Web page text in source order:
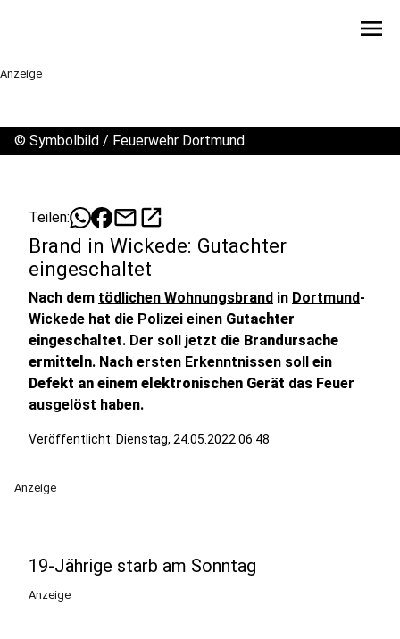
menu
Anzeige
© Symbolbild / Feuerwehr Dortmund
Teilen: mailopen_in_new
Brand in Wickede: Gutachter
eingeschaltet
Nach dem tödlichen Wohnungsbrand in Dortmund-
Wickede hat die Polizei einen Gutachter
eingeschaltet. Der soll jetzt die Brandursache
ermitteln. Nach ersten Erkenntnissen soll ein
Defekt an einem elektronischen Gerät das Feuer
ausgelöst haben.
Veröffentlicht: Dienstag, 24.05.2022 06:48
Anzeige
19-Jährige starb am Sonntag
Anzeige